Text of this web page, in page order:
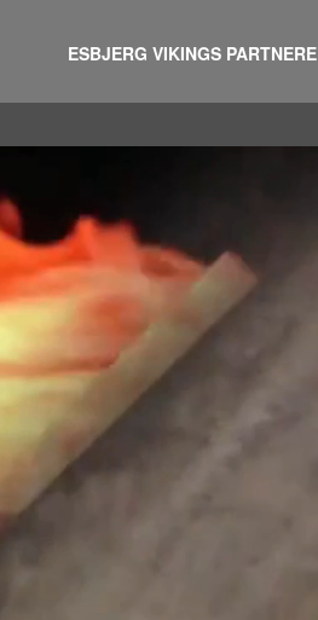
ESBJERG VIKINGS PARTNERE